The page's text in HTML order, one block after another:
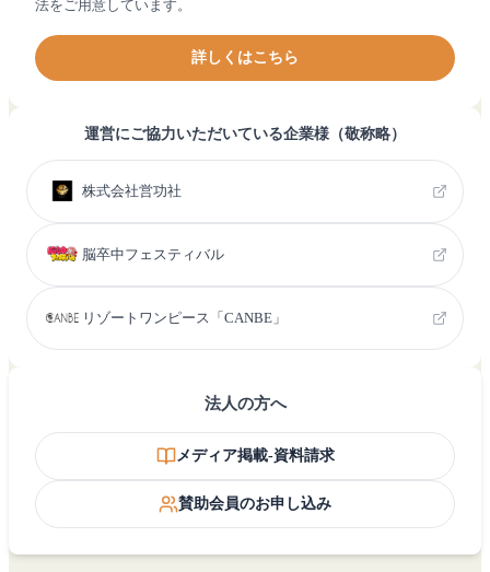
法をご用意しています。
詳しくはこちら
運営にご協力いただいている企業様（敬称略）
株式会社営功社
脳卒中フェスティバル
リゾートワンピース「CANBE」
法人の方へ
メディア掲載-資料請求
賛助会員のお申し込み